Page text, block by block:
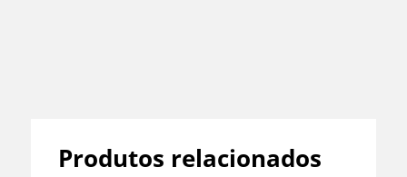
Produtos relacionados